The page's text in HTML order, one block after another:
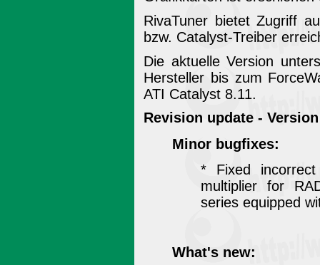
RivaTuner bietet Zugriff
bzw. Catalyst-Treiber
Die aktuelle Version
Hersteller bis zum
ATI Catalyst 8.11.
Revision update -
Minor bugfixes:
* Fixed
multiplier for
series equipped
What's new: